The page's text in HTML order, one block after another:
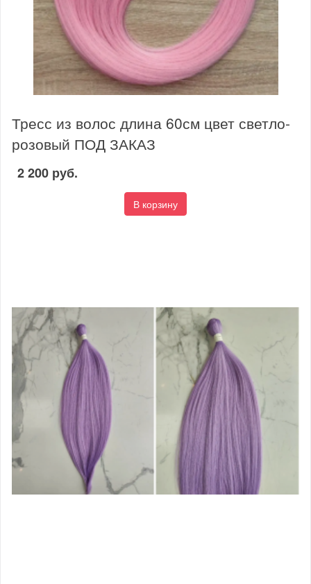
Тресс из волос длина 60см цвет светло-
розовый ПОД ЗАКАЗ
2 200 руб.
В корзину